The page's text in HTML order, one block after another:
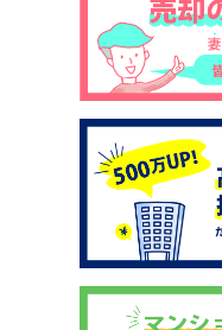
イエジンくんの紹介
運営会社
運営会社
利用規約について
掲載受付窓口はこちら